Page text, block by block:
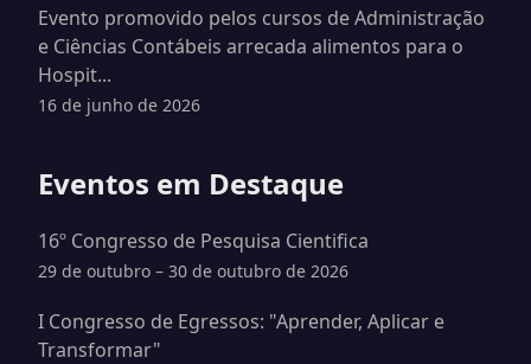
Evento promovido pelos cursos de Administração
e Ciências Contábeis arrecada alimentos para o
Hospit...
16 de junho de 2026
Eventos em Destaque
16º Congresso de Pesquisa Cientifica
29 de outubro – 30 de outubro de 2026
I Congresso de Egressos: "Aprender, Aplicar e
Transformar"